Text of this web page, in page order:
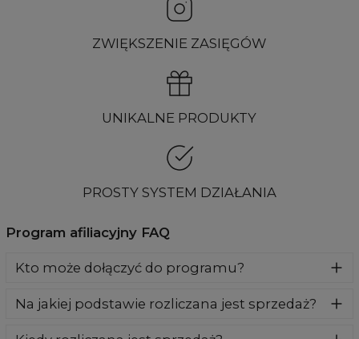
ZWIĘKSZENIE ZASIĘGÓW
UNIKALNE PRODUKTY
PROSTY SYSTEM DZIAŁANIA
Program afiliacyjny FAQ
Kto może dołączyć do programu?
dołączyć KAŻDY! Jeśli uważasz, że tworzysz dobre treści,
Na jakiej podstawie rozliczana jest sprzedaż?